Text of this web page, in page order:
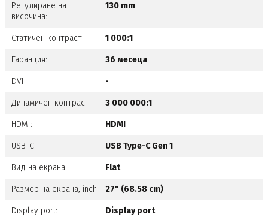
Регулиране на
височина:
130 mm
Статичен контраст: 1 000:1
Гаранция: 36 месеца
DVI: -
Динамичен контраст: 3 000 000:1
HDMI: HDMI
USB-C: USB Type-C Gen 1
Вид на екрана: Flat
Размер на екрана, inch: 27" (68.58 cm)
Display port: Display port